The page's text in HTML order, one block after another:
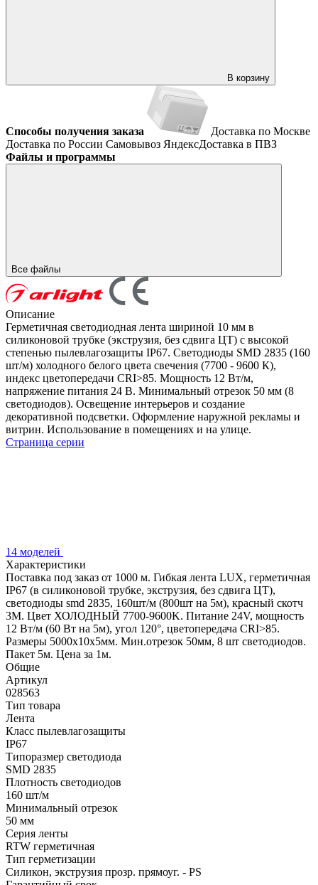
В корзину
Способы получения заказа
Доставка по Москве
Доставка по России Самовывоз ЯндексДоставка в ПВЗ
Файлы и программы
Все файлы
Описание
Герметичная светодиодная лента шириной 10 мм в
силиконовой трубке (экструзия, без сдвига ЦТ) с высокой
степенью пылевлагозащиты IP67. Светодиоды SMD 2835 (160
шт/м) холодного белого цвета свечения (7700 - 9600 К),
индекс цветопередачи CRI>85. Мощность 12 Вт/м,
напряжение питания 24 В. Минимальный отрезок 50 мм (8
светодиодов). Освещение интерьеров и создание
декоративной подсветки. Оформление наружной рекламы и
витрин. Использование в помещениях и на улице.
Страница серии
14 моделей
Характеристики
Поставка под заказ от 1000 м. Гибкая лента LUX, герметичная
IP67 (в силиконовой трубке, экструзия, без сдвига ЦТ),
светодиоды smd 2835, 160шт/м (800шт на 5м), красный скотч
3М. Цвет ХОЛОДНЫЙ 7700-9600K. Питание 24V, мощность
12 Вт/м (60 Вт на 5м), угол 120°, цветопередача CRI>85.
Размеры 5000х10x5мм. Мин.отрезок 50мм, 8 шт светодиодов.
Пакет 5м. Цена за 1м.
Общие
Артикул
028563
Тип товара
Лента
Класс пылевлагозащиты
IP67
Типоразмер светодиода
SMD 2835
Плотность светодиодов
160 шт/м
Минимальный отрезок
50 мм
Серия ленты
RTW герметичная
Тип герметизации
Силикон, экструзия прозр. прямоуг. - PS